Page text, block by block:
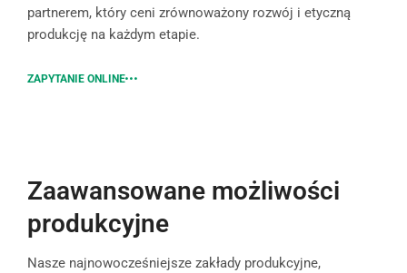
partnerem, który ceni zrównoważony rozwój i etyczną
produkcję na każdym etapie.
ZAPYTANIE ONLINE
Zaawansowane możliwości
produkcyjne
Nasze najnowocześniejsze zakłady produkcyjne,